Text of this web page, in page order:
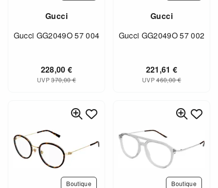
Gucci
Gucci GG2049O 57 004
228,00€
UVP370,00€
Gucci
Gucci GG2049O 57 002
221,61€
UVP460,00€
Boutique Boutique